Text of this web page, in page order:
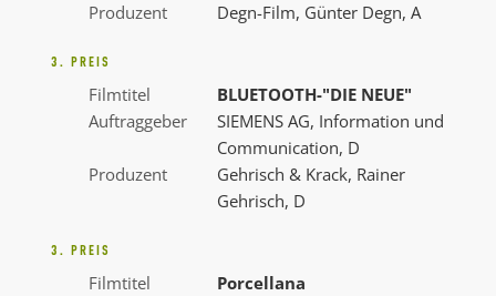
Produzent
Degn-Film, Günter Degn, A
3. PREIS
Filmtitel
BLUETOOTH-"DIE NEUE"
Auftraggeber
SIEMENS AG, Information und
Communication, D
Produzent
Gehrisch & Krack, Rainer
Gehrisch, D
3. PREIS
Filmtitel
Porcellana